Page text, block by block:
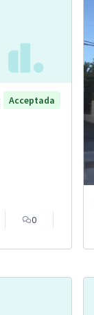
Acceptada
0